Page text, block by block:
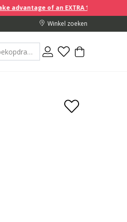
10% off discount prices when you
Winkel zoeken